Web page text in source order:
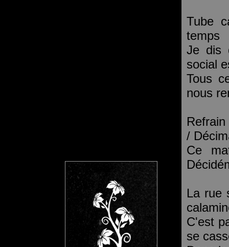
Tube
temps
Je dis
social
Tous
nous
/
Ce
La rue
C'est
se